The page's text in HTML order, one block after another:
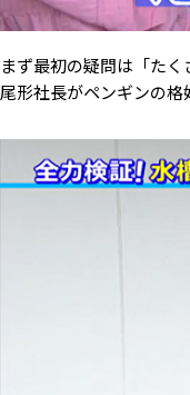
まず最初の疑問は「た
尾形社長がペンギンの格